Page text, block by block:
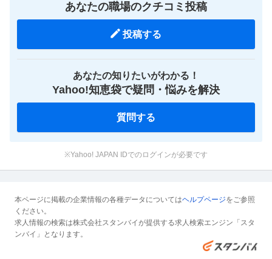
あなたの職場のクチコミ投稿
投稿する
あなたの知りたいがわかる！
Yahoo!知恵袋で疑問・悩みを解決
質問する
※Yahoo! JAPAN IDでのログインが必要です
本ページに掲載の企業情報の各種データについてはヘルプページをご参照
ください。
求人情報の検索は株式会社スタンバイが提供する求人検索エンジン「スタ
ンバイ」となります。